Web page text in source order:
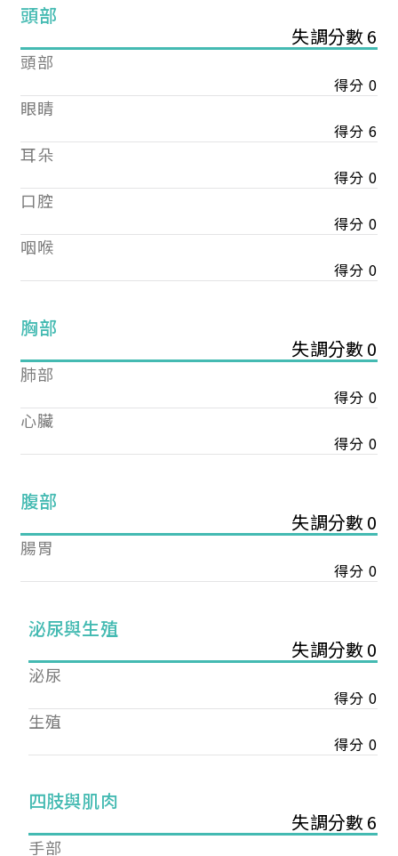
頭部
失調分數 6
頭部
得分 0
眼睛
得分 6
耳朵
得分 0
口腔
得分 0
咽喉
得分 0
胸部
失調分數 0
肺部
得分 0
心臟
得分 0
腹部
失調分數 0
腸胃
得分 0
泌尿與生殖
失調分數 0
泌尿
得分 0
生殖
得分 0
四肢與肌肉
失調分數 6
手部
您已成功送出會員申請
您好，您的會員申請，已成功送出，經本協會理事